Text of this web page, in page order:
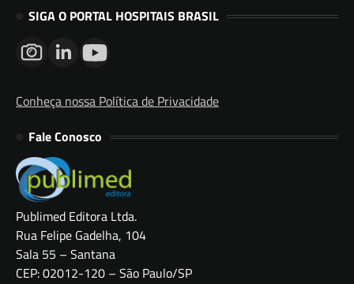
SIGA O PORTAL HOSPITAIS BRASIL
Conheça nossa Política de Privacidade
Fale Conosco
Publimed Editora Ltda.
Rua Felipe Gadelha, 104
Sala 55 – Santana
CEP: 02012-120 – São Paulo/SP